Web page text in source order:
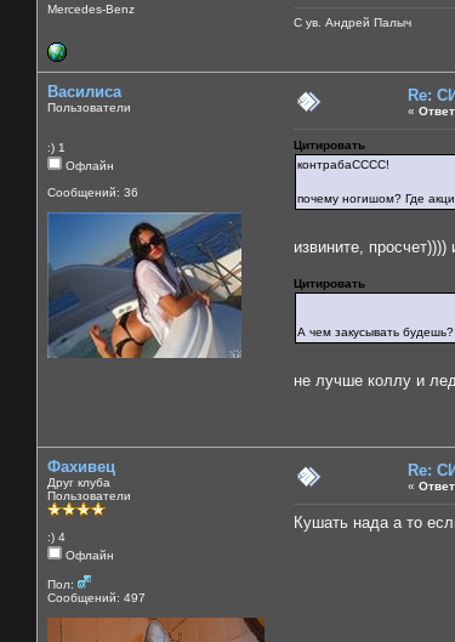
Mercedes-Benz
С ув. Андрей Палыч
Василиса
Пользователи
:) 1
Офлайн
Сообщений: 36
Re:
«
Цитировать
контрабаСССС!
почему ногишом? Где
извините, просчет))))
Цитировать
А чем закусывать
не лучше коллу и
Фахивец
Друг клуба
Пользователи
:) 4
Офлайн
Пол:
Сообщений: 497
Re:
«
Кушать нада а то